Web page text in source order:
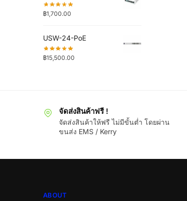
฿1,700.00
USW-24-PoE
฿15,500.00
จัดส่งสินค้าฟรี !
จัดส่งสินค้าให้ฟรี ไม่มีขั้นต่ำ โดยผ่าน
ขนส่ง EMS / Kerry
ABOUT